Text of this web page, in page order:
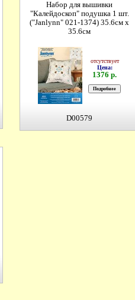
Набор для вышивки
"Калейдоскоп" подушка 1 шт.
("Janlynn" 021-1374) 35.6см х
35.6см
отсутствует
Цена:
1376 р.
D00579